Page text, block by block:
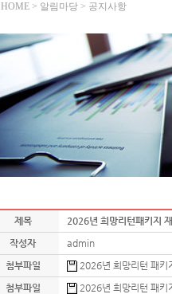
HOME > 알림마당 > 공지사항
제목
2026년 희망리턴패키지
작성자
admin
첨부파일
2026년 희망리턴 패키
첨부파일
2026년 희망리턴 패키